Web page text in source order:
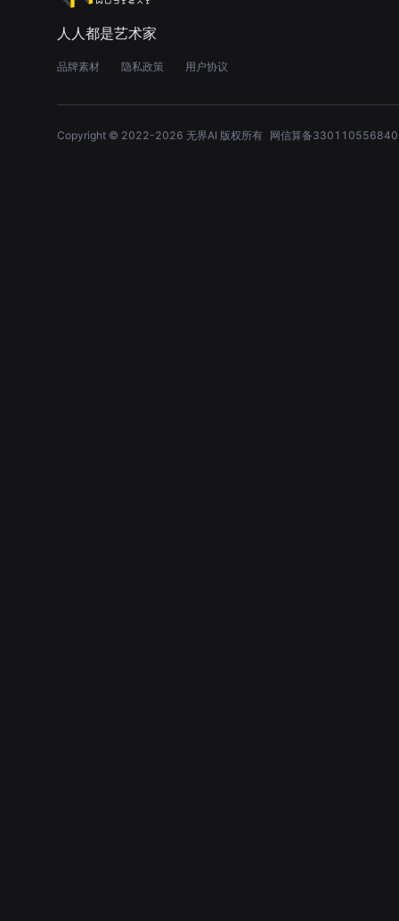
人人都是艺术家
品牌素材 隐私政策 用户协议
Copyright © 2022-2026 无界AI 版权所有 网信算备